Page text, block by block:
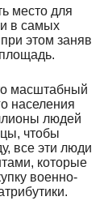
место для
в самых
этом заняв
масштабный
населения
людей
чтобы
все эти люди
которые
военно-